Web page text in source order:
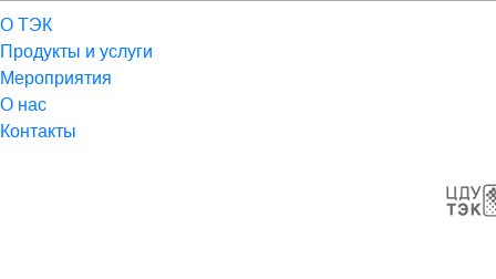
О ТЭК
Продукты и услуги
Мероприятия
О нас
Контакты